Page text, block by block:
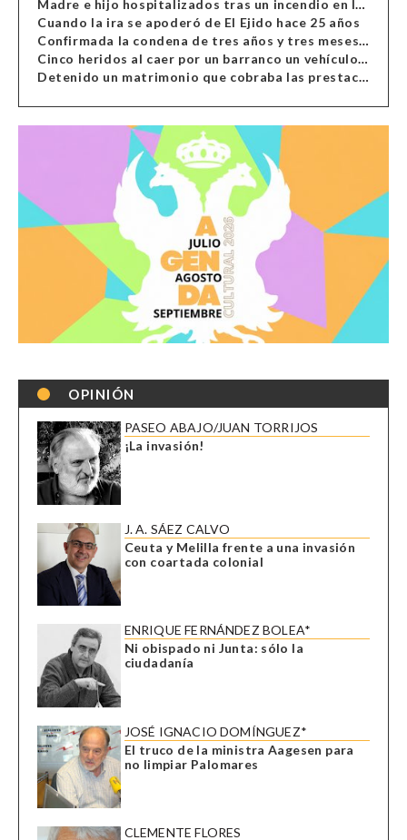
Madre e hijo hospitalizados tras un incendio en la cocina de una vivienda en Almería
Cuando la ira se apoderó de El Ejido hace 25 años
Confirmada la condena de tres años y tres meses al hombre de Antas acusado de xenofobia
Cinco heridos al caer por un barranco un vehículo en Alcolea
Detenido un matrimonio que cobraba las prestaciones de ilegales en Almería, Granada, Málaga, Huelva y Murcia
OPINIÓN
PASEO ABAJO/JUAN TORRIJOS
¡La invasión!
J. A. SÁEZ CALVO
Ceuta y Melilla frente a una invasión
con coartada colonial
ENRIQUE FERNÁNDEZ BOLEA*
Ni obispado ni Junta: sólo la
ciudadanía
JOSÉ IGNACIO DOMÍNGUEZ*
El truco de la ministra Aagesen para
no limpiar Palomares
CLEMENTE FLORES